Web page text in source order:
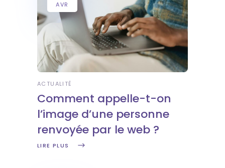
AVR
ACTUALITÉ
Comment appelle-t-on
l’image d’une personne
renvoyée par le web ?
LIRE PLUS